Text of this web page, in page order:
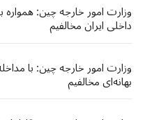
وزارت امور خارجه چین:
داخلی ایران مخالفیم
وزارت امور خارجه چین: با
بهانه‌ای مخالفیم